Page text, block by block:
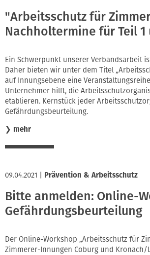
"Arbeitsschutz für
Nachholtermine für Teil 1
Ein Schwerpunkt unserer Verbandsarbeit
Daher bieten wir unter dem Titel
auf Innungsebene eine
Unternehmer hilft, die
etablieren. Kernstück jeder
Gefährdungsbeurteilung.
❯ mehr
09.04.2021 Prävention & Arbeitsschutz
Bitte anmelden: Online-
Gefährdungsbeurteilung
Der Online-Workshop „Arbeitsschutz für
Zimmerer-Innungen Coburg und